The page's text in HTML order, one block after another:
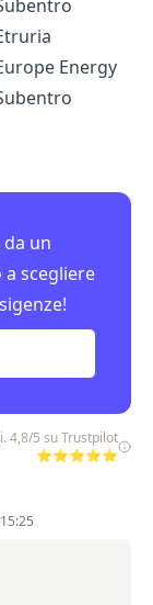
Energy
un
scegliere
4,8/5 su Trustpilot
⭐⭐⭐⭐⭐